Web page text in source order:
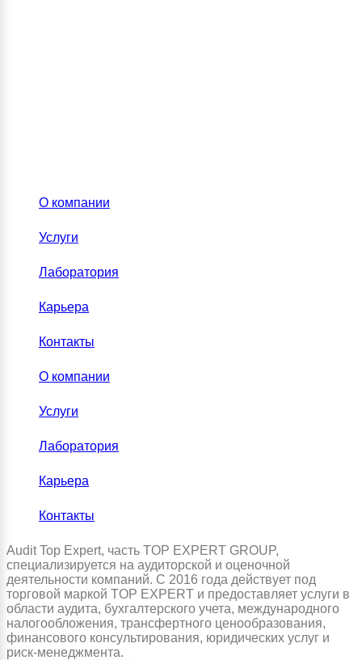
О компании
Услуги
Лаборатория
Карьера
Контакты
О компании
Услуги
Лаборатория
Карьера
Контакты
Audit Top Expert, часть TOP EXPERT GROUP,
специализируется на аудиторской и оценочной
деятельности компаний. С 2016 года действует под
торговой маркой TOP EXPERT и предоставляет услуги в
области аудита, бухгалтерского учета, международного
налогообложения, трансфертного ценообразования,
финансового консультирования, юридических услуг и
риск-менеджмента.